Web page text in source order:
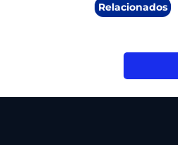
Relacionados